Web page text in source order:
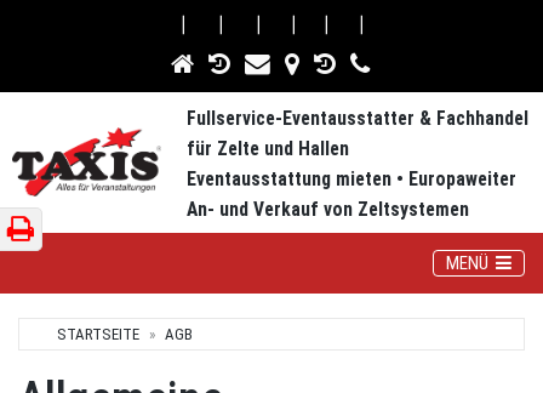
Fullservice-Eventausstatter & Fachhandel
für Zelte und Hallen
Eventausstattung mieten • Europaweiter
An- und Verkauf von Zeltsystemen
Toggle
MENÜ
STARTSEITE AGB